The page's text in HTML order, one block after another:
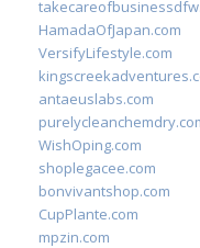
HamadaOfJapan.com
VersifyLifestyle.com
antaeuslabs.com
WishOping.com
shoplegacee.com
bonvivantshop.com
CupPlante.com
mpzin.com